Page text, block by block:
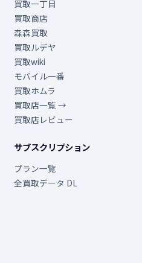
買取一丁目
買取商店
森森買取
買取ルデヤ
買取wiki
モバイル一番
買取ホムラ
買取店一覧 →
買取店レビュー
サブスクリプション
プラン一覧
全買取データ DL